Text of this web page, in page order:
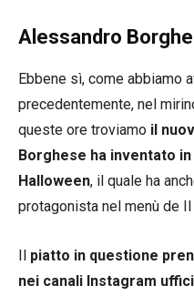
Alessandro
Ebbene sì, come abbiamo
precedentemente, nel
queste ore troviamo il
Borghese ha inventato
Halloween, il quale ha
protagonista nel menù de
Il piatto in questione
nei canali Instagram